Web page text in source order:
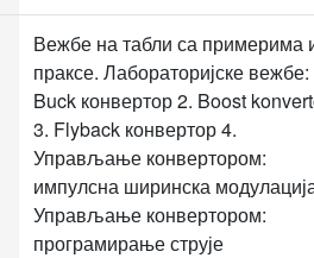
Вежбе на табли са примерима
праксе. Лабораторијске вежбе:
Buck конвертор 2. Boost
3. Flyback конвертор 4.
Управљање конвертором:
импулсна ширинска
Управљање конвертором:
програмирање струје